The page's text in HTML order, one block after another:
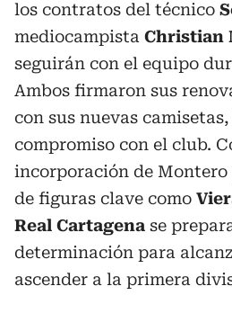
los contratos del técnico
mediocampista Christian
seguirán con el equipo
Ambos firmaron sus
con sus nuevas
compromiso con el club.
incorporación de
de figuras clave como
Real Cartagena se
determinación para
ascender a la primera